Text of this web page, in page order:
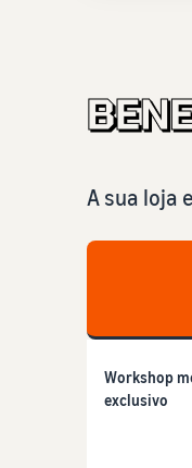
A sua loja
Workshop
exclusivo